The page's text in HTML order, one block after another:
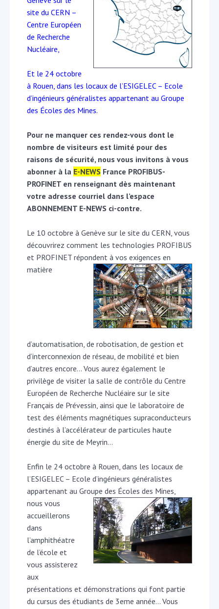
site du CERN –
Centre Européen
de Recherche
Nucléaire,
Et le 24 octobre
à Rouen, dans les locaux de l’ESIGELEC – Ecole
d’ingénieurs généralistes appartenant au Groupe
des Écoles des Mines.
Pour ne manquer ces rendez-vous dont le
nombre de visiteurs est limité pour des
raisons de sécurité, nous vous invitons à vous
abonner à la E-NEWS France PROFIBUS-
PROFINET en renseignant dès maintenant
votre adresse courriel dans l’espace
ABONNEMENT E-NEWS ci-contre.
Le 10 octobre à Genève sur le site du CERN, vous
découvrirez comment les technologies PROFIBUS
et PROFINET répondent à vos exigences en
matière
d’automatisation, de robotisation, de gestion et
d’interconnexion de réseau, de mobilité et bien
d’autres encore… Vous aurez également le
privilège de visiter la salle de contrôle du Centre
Européen de Recherche Nucléaire sur le site
Français de Prévessin, ainsi que le laboratoire de
test des éléments magnétiques supraconducteurs
destinés à l’accélérateur de particules haute
énergie du site de Meyrin…
Enfin le 24 octobre à Rouen, dans les locaux de
l’ESIGELEC – Ecole d’ingénieurs généralistes
appartenant au Groupe des Écoles des Mines,
nous vous
accueillerons
dans
l’amphithéatre
de l’école et
vous assisterez
aux
présentations et démonstrations qui font partie
du cursus des étudiants de 3eme année… Vous